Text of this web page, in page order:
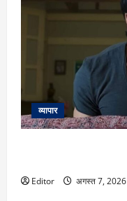
व्यापार
Editor अगस्त 7, 2026